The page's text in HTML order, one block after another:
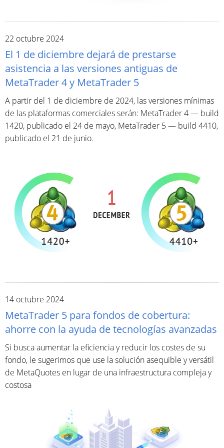
22 octubre 2024
El 1 de diciembre dejará de prestarse
asistencia a las versiones antiguas de
MetaTrader 4 y MetaTrader 5
A partir del 1 de diciembre de 2024, las versiones mínimas
de las plataformas comerciales serán: MetaTrader 4 — build
1420, publicado el 24 de mayo, MetaTrader 5 — build 4410,
publicado el 21 de junio.
14 octubre 2024
MetaTrader 5 para fondos de cobertura:
ahorre con la ayuda de tecnologías avanzadas
Si busca aumentar la eficiencia y reducir los costes de su
fondo, le sugerimos que use la solución asequible y versátil
de MetaQuotes en lugar de una infraestructura compleja y
costosa